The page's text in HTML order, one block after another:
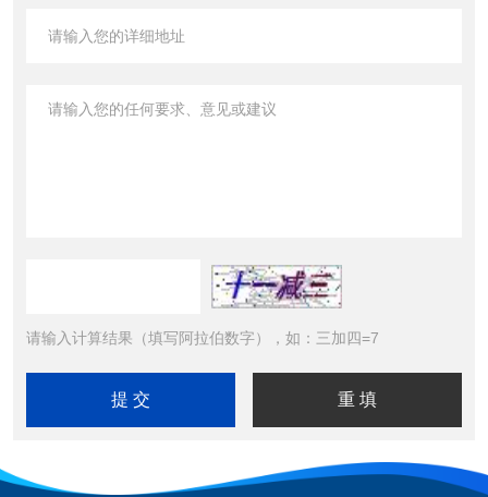
请输入计算结果（填写阿拉伯数字），如：三加四=7